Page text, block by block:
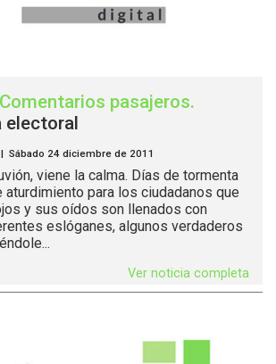
Comentarios pasajeros.
electoral
Sábado 24 diciembre de 2011
viene la calma. Días de tormenta
aturdimiento para los ciudadanos que
y sus oídos son llenados con
eslóganes, algunos verdaderos
Ver noticia completa